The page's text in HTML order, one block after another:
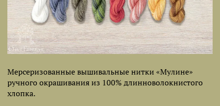
Мерсеризованные вышивальные нитки «Мулине»
ручного окрашивания из 100% длинноволокнистого
хлопка.